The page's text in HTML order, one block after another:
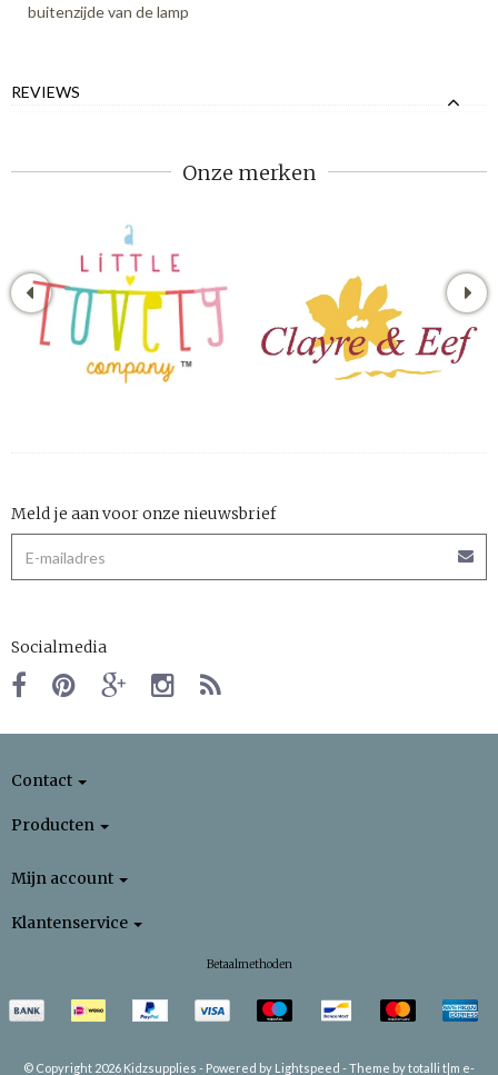
buitenzijde van de lamp
REVIEWS
Onze merken
Meld je aan voor onze nieuwsbrief
Socialmedia
Contact
Producten
Mijn account
Klantenservice
Betaalmethoden
© Copyright 2026 Kidzsupplies - Powered by Lightspeed -Theme by totalli t|m e-